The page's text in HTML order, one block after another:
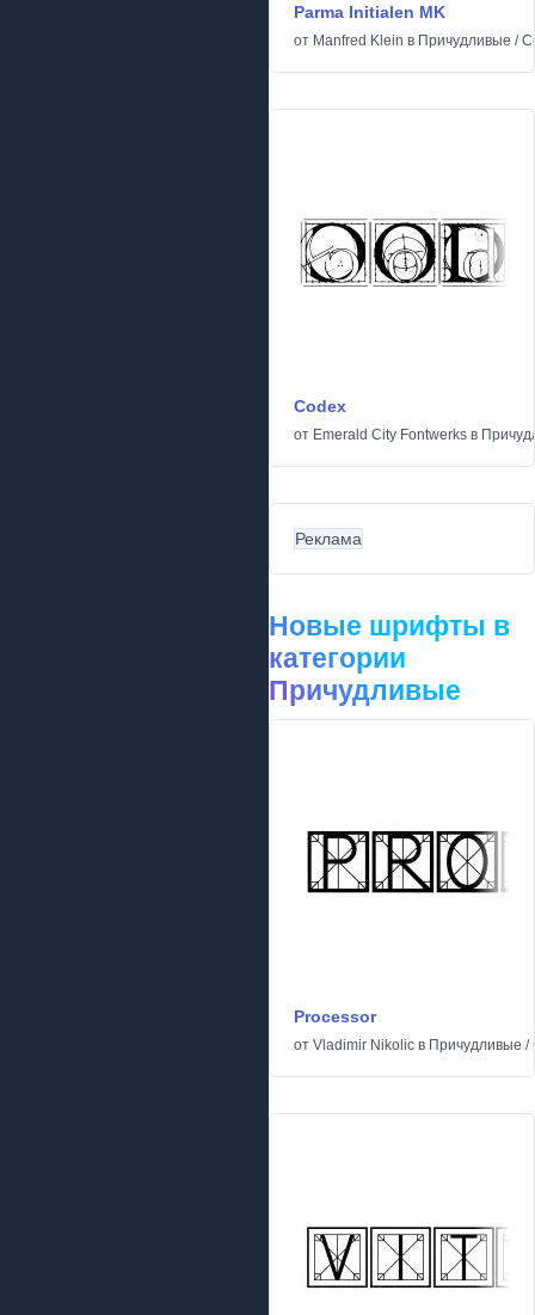
Parma Initialen MK
от Manfred Klein в Причудливые /
Codex
от Emerald City Fontwerks в
Реклама
Новые шрифты в
категории
Причудливые
Processor
от Vladimir Nikolic в Причудливые /